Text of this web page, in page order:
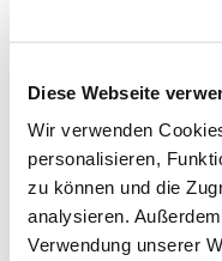
Diese Webseite
Wir verwenden
personalisieren,
zu können und die
analysieren.
Verwendung unserer